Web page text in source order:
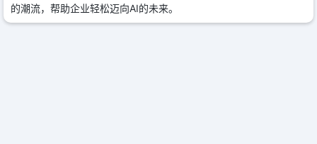
的潮流，帮助企业轻松迈向AI的未来。